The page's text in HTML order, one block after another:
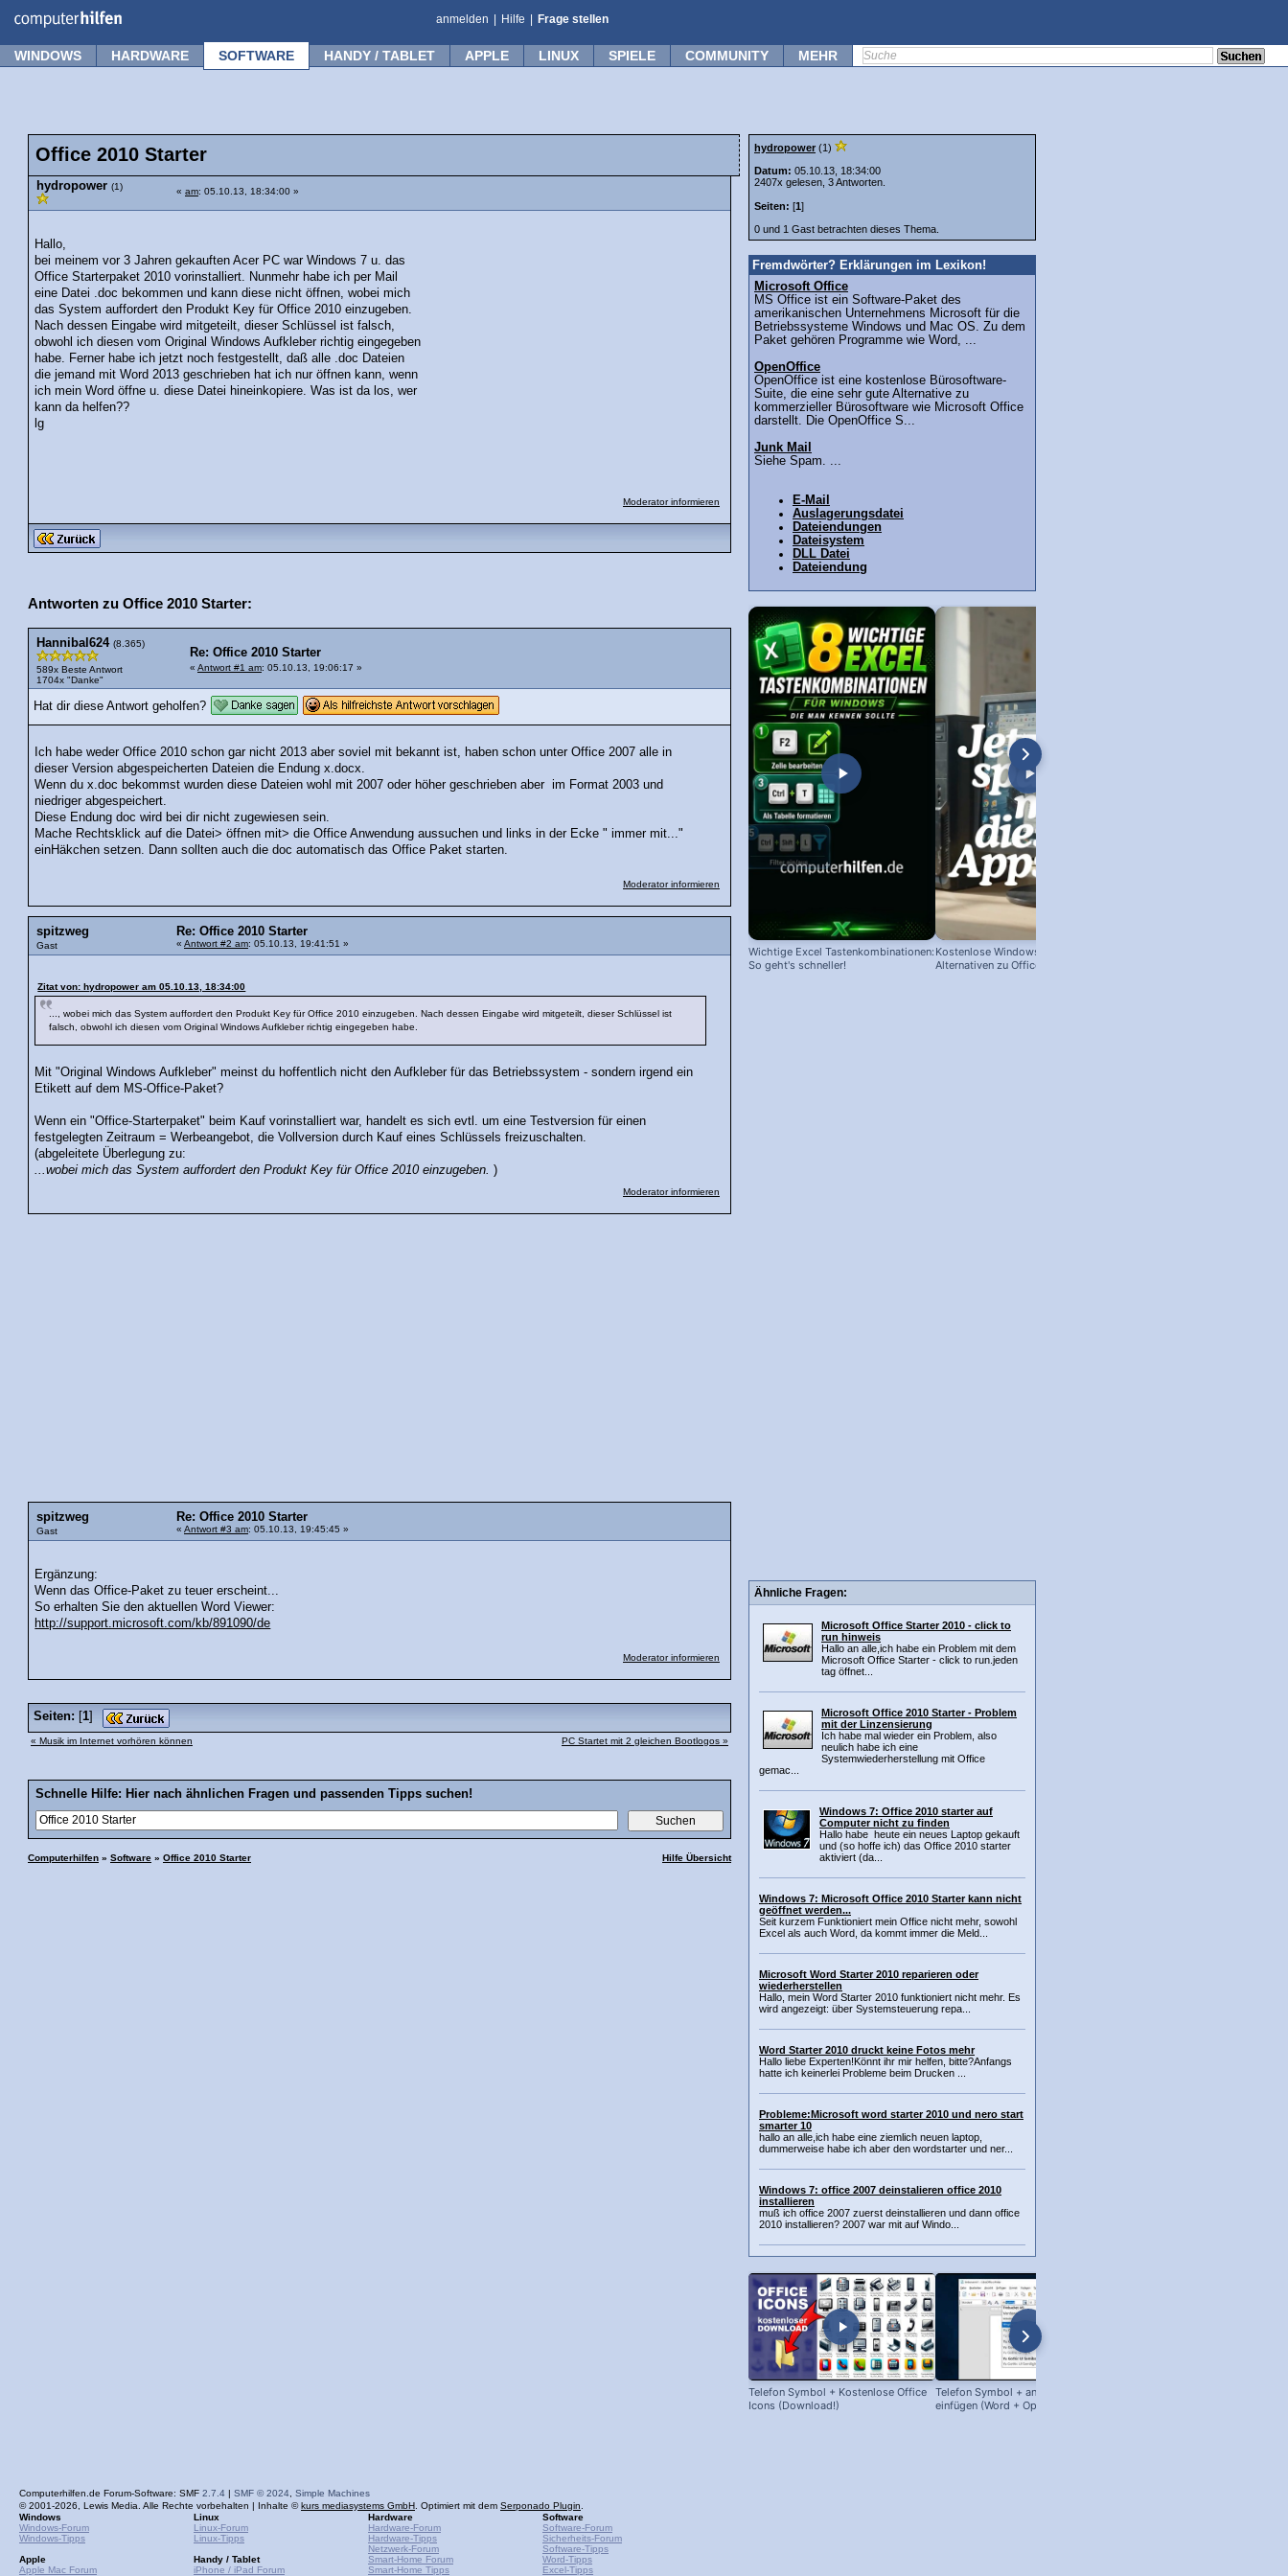
anmelden Hilfe Frage stellen
WINDOWS HARDWARE SOFTWARE HANDY / TABLET APPLE LINUX SPIELE COMMUNITY MEHR
Office 2010 Starter
hydropower (1) « am: 05.10.13, 18:34:00 »
Hallo,
bei meinem vor 3 Jahren gekauften Acer PC war Windows 7 u. das
Office Starterpaket 2010 vorinstalliert. Nunmehr habe ich per Mail
eine Datei .doc bekommen und kann diese nicht öffnen, wobei mich
das System auffordert den Produkt Key für Office 2010 einzugeben.
Nach dessen Eingabe wird mitgeteilt, dieser Schlüssel ist falsch,
obwohl ich diesen vom Original Windows Aufkleber richtig eingegeben
habe. Ferner habe ich jetzt noch festgestellt, daß alle .doc Dateien
die jemand mit Word 2013 geschrieben hat ich nur öffnen kann, wenn
ich mein Word öffne u. diese Datei hineinkopiere. Was ist da los, wer
kann da helfen??
lg
Moderator informieren
Antworten zu Office 2010 Starter:
Hannibal624 (8.365)
589x Beste Antwort
1704x "Danke"
Re: Office 2010 Starter
« Antwort #1 am: 05.10.13, 19:06:17 »
Hat dir diese Antwort geholfen?
Ich habe weder Office 2010 schon gar nicht 2013 aber soviel mit bekannt ist, haben schon unter Office 2007 alle in
dieser Version abgespeicherten Dateien die Endung x.docx.
Wenn du x.doc bekommst wurden diese Dateien wohl mit 2007 oder höher geschrieben aber im Format 2003 und
niedriger abgespeichert.
Diese Endung doc wird bei dir nicht zugewiesen sein.
Mache Rechtsklick auf die Datei> öffnen mit> die Office Anwendung aussuchen und links in der Ecke " immer mit..."
einHäkchen setzen. Dann sollten auch die doc automatisch das Office Paket starten.
Moderator informieren
spitzweg
Gast
Re: Office 2010 Starter
« Antwort #2 am: 05.10.13, 19:41:51 »
Zitat von: hydropower am 05.10.13, 18:34:00
..., wobei mich das System auffordert den Produkt Key für Office 2010 einzugeben. Nach dessen Eingabe wird mitgeteilt, dieser Schlüssel ist
falsch, obwohl ich diesen vom Original Windows Aufkleber richtig eingegeben habe.
Mit "Original Windows Aufkleber" meinst du hoffentlich nicht den Aufkleber für das Betriebssystem - sondern irgend ein
Etikett auf dem MS-Office-Paket?
Wenn ein "Office-Starterpaket" beim Kauf vorinstalliert war, handelt es sich evtl. um eine Testversion für einen
festgelegten Zeitraum = Werbeangebot, die Vollversion durch Kauf eines Schlüssels freizuschalten.
(abgeleitete Überlegung zu:
...wobei mich das System auffordert den Produkt Key für Office 2010 einzugeben. )
Moderator informieren
spitzweg
Gast
Re: Office 2010 Starter
« Antwort #3 am: 05.10.13, 19:45:45 »
Ergänzung:
Wenn das Office-Paket zu teuer erscheint...
So erhalten Sie den aktuellen Word Viewer:
http://support.microsoft.com/kb/891090/de
Moderator informieren
Seiten: [1]
« Musik im Internet vorhören können PC Startet mit 2 gleichen Bootlogos »
Schnelle Hilfe: Hier nach ähnlichen Fragen und passenden Tipps suchen!
Computerhilfen » Software » Office 2010 Starter Hilfe Übersicht
hydropower (1)
Datum: 05.10.13, 18:34:00
2407x gelesen, 3 Antworten.
Seiten: [1]
0 und 1 Gast betrachten dieses Thema.
Fremdwörter? Erklärungen im Lexikon!
Microsoft Office
MS Office ist ein Software-Paket des
amerikanischen Unternehmens Microsoft für die
Betriebssysteme Windows und Mac OS. Zu dem
Paket gehören Programme wie Word, ...
OpenOffice
OpenOffice ist eine kostenlose Bürosoftware-
Suite, die eine sehr gute Alternative zu
kommerzieller Bürosoftware wie Microsoft Office
darstellt. Die OpenOffice S...
Junk Mail
Siehe Spam. ...
E-Mail
Auslagerungsdatei
Dateiendungen
Dateisystem
DLL Datei
Dateiendung
Wichtige Excel Tastenkombinationen:
So geht's schneller!
Kostenlose Windows Apps:
Alternativen zu Office, Photoshop &
Ähnliche Fragen:
Microsoft Office Starter 2010 - click to
run hinweis
Hallo an alle,ich habe ein Problem mit dem
Microsoft Office Starter - click to run.jeden
tag öffnet...
Microsoft Office 2010 Starter - Problem
mit der Linzensierung
Ich habe mal wieder ein Problem, also
neulich habe ich eine
Systemwiederherstellung mit Office
gemac...
Windows 7: Office 2010 starter auf
Computer nicht zu finden
Hallo habe heute ein neues Laptop gekauft
und (so hoffe ich) das Office 2010 starter
aktiviert (da...
Windows 7: Microsoft Office 2010 Starter kann nicht
geöffnet werden...
Seit kurzem Funktioniert mein Office nicht mehr, sowohl
Excel als auch Word, da kommt immer die Meld...
Microsoft Word Starter 2010 reparieren oder
wiederherstellen
Hallo, mein Word Starter 2010 funktioniert nicht mehr. Es
wird angezeigt: über Systemsteuerung repa...
Word Starter 2010 druckt keine Fotos mehr
Hallo liebe Experten!Könnt ihr mir helfen, bitte?Anfangs
hatte ich keinerlei Probleme beim Drucken ...
Probleme:Microsoft word starter 2010 und nero start
smarter 10
hallo an alle,ich habe eine ziemlich neuen laptop,
dummerweise habe ich aber den wordstarter und ner...
Windows 7: office 2007 deinstalieren office 2010
installieren
muß ich office 2007 zuerst deinstallieren und dann office
2010 installieren? 2007 war mit auf Windo...
Telefon Symbol + Kostenlose Office
Icons (Download!)
Telefon Symbol + andere Zeichen
einfügen (Word + OpenOffice)
Computerhilfen.de Forum-Software: SMF 2.7.4 | SMF © 2024 Simple Machines
© 2001-2026, Lewis Media. Alle Rechte vorbehalten | Inhalte ©kurs mediasystems GmbH . Optimiert mit dem Serponado Plugin
Windows
Windows-Forum
Windows-Tipps
Apple
Apple Mac Forum
Linux
Linux-Forum
Linux-Tipps
Handy / Tablet
iPhone / iPad Forum
Hardware
Hardware-Forum
Hardware-Tipps
Netzwerk-Forum
Smart-Home Forum
Smart-Home Tipps
Software
Software-Forum
Sicherheits-Forum
Software-Tipps
Word-Tipps
Excel-Tipps